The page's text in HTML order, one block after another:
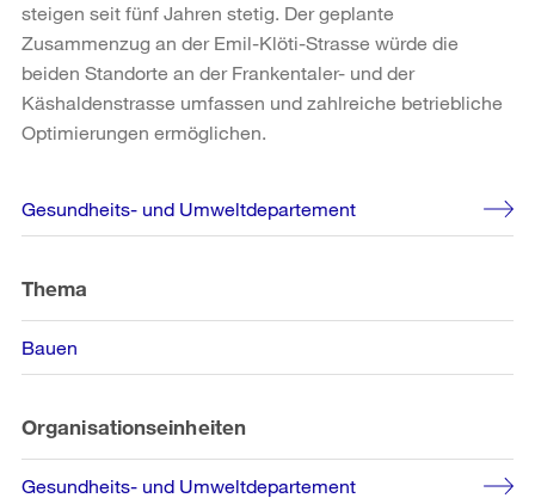
steigen seit fünf Jahren stetig. Der geplante
Zusammenzug an der Emil-Klöti-Strasse würde die
beiden Standorte an der Frankentaler- und der
Käshaldenstrasse umfassen und zahlreiche betriebliche
Optimierungen ermöglichen.
Weitere
Informationen
Gesundheits- und Umweltdepartement
Thema
Bauen
Organisationseinheiten
Gesundheits- und Umweltdepartement